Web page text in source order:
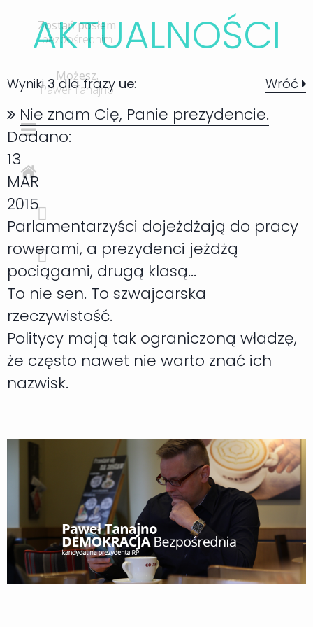
AKTUALNOŚCI
Wyniki3dla frazy ue: Wróć
Nie znam Cię, Panie prezydencie.
Dodano:
13
MAR
2015
Parlamentarzyści dojeżdżają do pracy
rowerami, a prezydenci jeżdżą
pociągami, drugą klasą...
To nie sen. To szwajcarska
rzeczywistość.
Politycy mają tak ograniczoną władzę,
że często nawet nie warto znać ich
nazwisk.
Zostań posłem
bezpośrednim
Możesz.
Paweł Tanajno